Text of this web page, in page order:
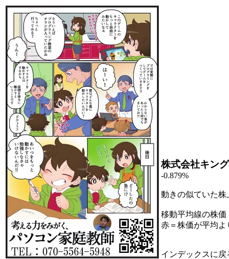
株式会社キング
-0.879%
動きの似ていた
移動平均線の株価
赤＝株価が平均
インデックスに戻